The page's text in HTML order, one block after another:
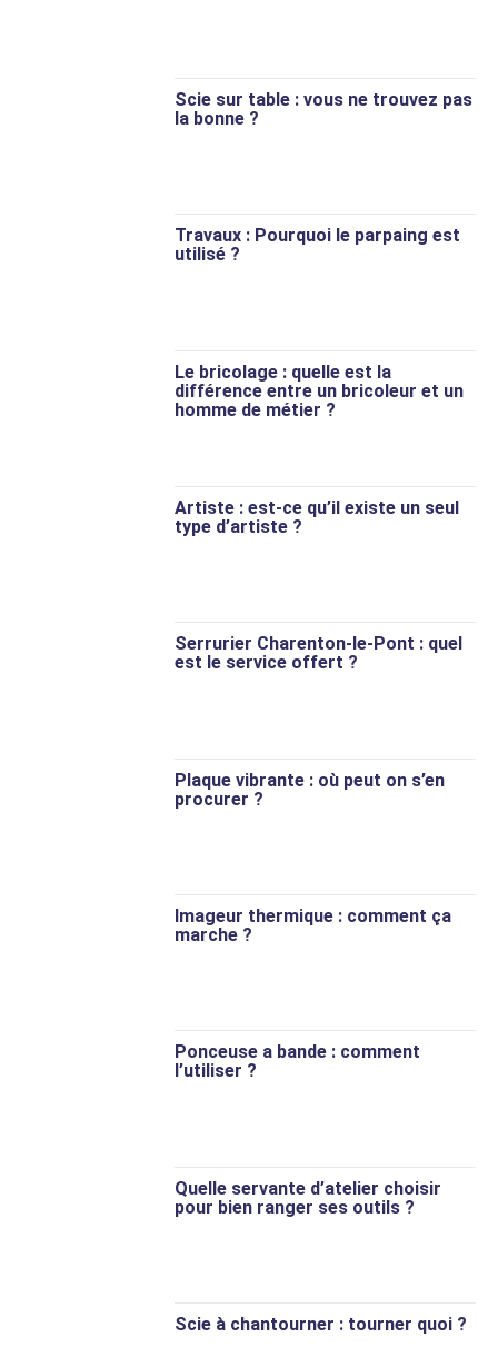
Scie sur table : vous ne trouvez pas
la bonne ?
Travaux : Pourquoi le parpaing est
utilisé ?
Le bricolage : quelle est la
différence entre un bricoleur et un
homme de métier ?
Artiste : est-ce qu’il existe un seul
type d’artiste ?
Serrurier Charenton-le-Pont : quel
est le service offert ?
Plaque vibrante : où peut on s’en
procurer ?
Imageur thermique : comment ça
marche ?
Ponceuse a bande : comment
l’utiliser ?
Quelle servante d’atelier choisir
pour bien ranger ses outils ?
Scie à chantourner : tourner quoi ?